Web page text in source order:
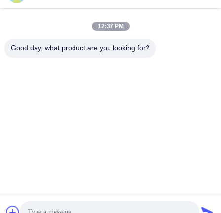
El correo
12:37 PM
Good day, what product are you looking for?